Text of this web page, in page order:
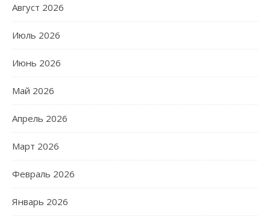
Август 2026
Июль 2026
Июнь 2026
Май 2026
Апрель 2026
Март 2026
Февраль 2026
Январь 2026